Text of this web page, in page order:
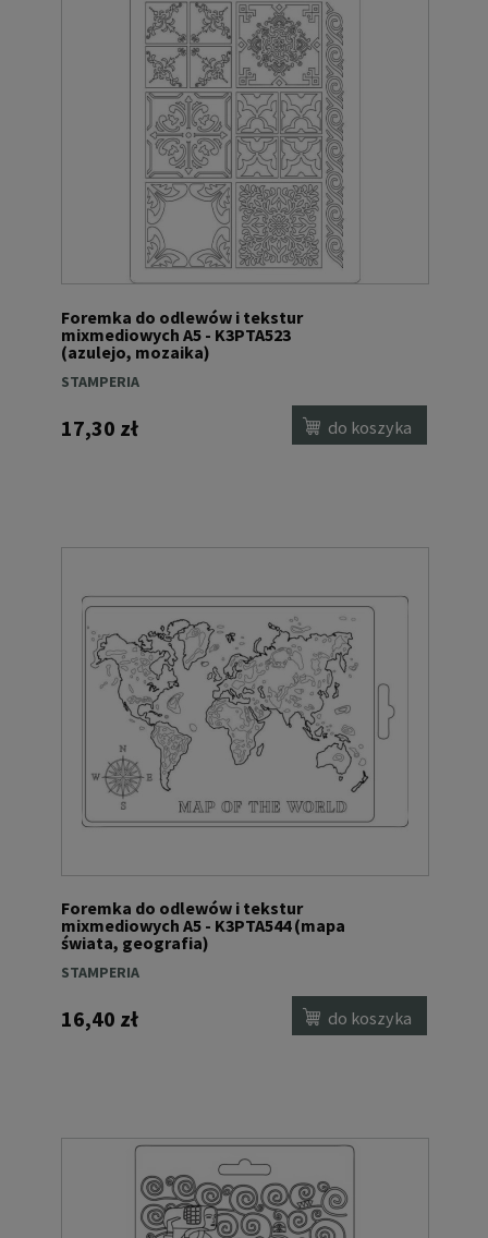
Foremka do odlewów i tekstur
mixmediowych A5 - K3PTA523
(azulejo, mozaika)
STAMPERIA
17,30 zł do koszyka
Foremka do odlewów i tekstur
mixmediowych A5 - K3PTA544 (mapa
świata, geografia)
STAMPERIA
16,40 zł do koszyka